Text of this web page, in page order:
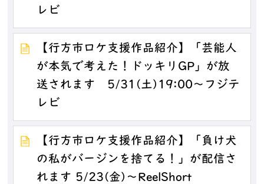
レビ
【行方市ロケ支援作品紹介】「芸能人
が本気で考えた！ドッキリGP」が放
送されます 5/31(土)19:00～フジテ
レビ
【行方市ロケ支援作品紹介】「負け犬
の私がバージンを捨てる！」が配信さ
れます 5/23(金)～ReelShort